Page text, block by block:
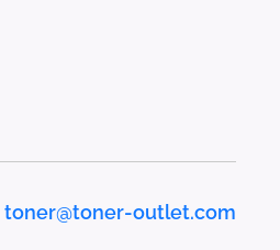
toner@toner-outlet.com